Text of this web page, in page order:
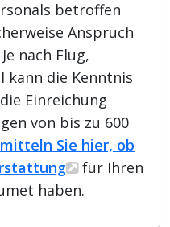
betroffen
Anspruch
nach Flug,
kann die Kenntnis
Einreichung
von bis zu 600
Sie hier, ob
für Ihren
haben.